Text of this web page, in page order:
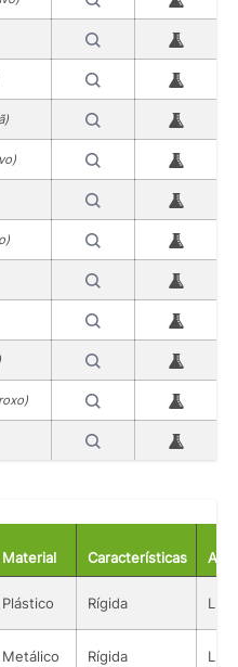
Material Características
Plástico Rígida
Metálico Rígida